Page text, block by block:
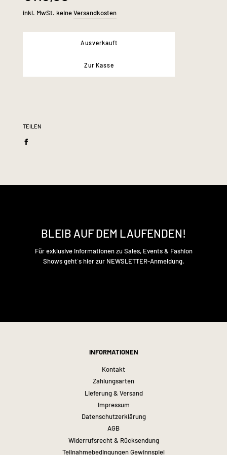
inkl. MwSt. keineVersandkosten
Ausverkauft
Zur Kasse
TEILEN
BLEIB AUF DEM LAUFENDEN!
Für exklusive Informationen zu Sales, Events & Fashion
Shows geht´s hier zur NEWSLETTER-Anmeldung.
INFORMATIONEN
Kontakt
Zahlungsarten
Lieferung & Versand
Impressum
Datenschutzerklärung
AGB
Widerrufsrecht & Rücksendung
Teilnahmebedingungen Gewinnspiel